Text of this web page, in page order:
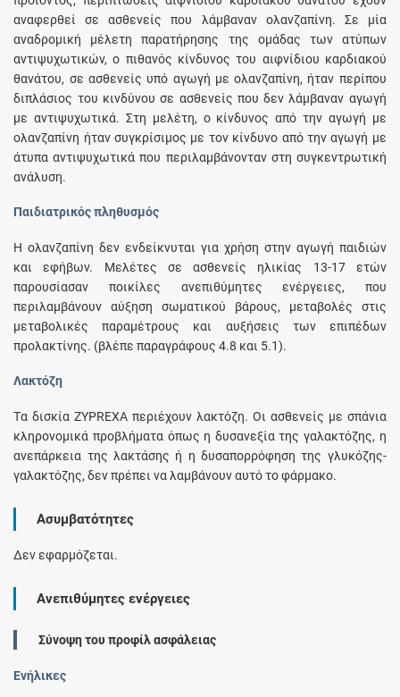
αναφερθεί σε ασθενείς που λάμβαναν ολανζαπίνη. Σε μία
αναδρομική μέλετη παρατήρησης της ομάδας των ατύπων
αντιψυχωτικών, ο πιθανός κίνδυνος του αιφνίδιου καρδιακού
θανάτου, σε ασθενείς υπό αγωγή με ολανζαπίνη, ήταν περίπου
διπλάσιος του κινδύνου σε ασθενείς που δεν λάμβαναν αγωγή
με αντιψυχωτικά. Στη μελέτη, ο κίνδυνος από την αγωγή με
ολανζαπίνη ήταν συγκρίσιμος με τον κίνδυνο από την αγωγή με
άτυπα αντιψυχωτικά που περιλαμβάνονταν στη συγκεντρωτική
ανάλυση.
Παιδιατρικός πληθυσμός
Η ολανζαπίνη δεν ενδείκνυται για χρήση στην αγωγή παιδιών
και εφήβων. Μελέτες σε ασθενείς ηλικίας 13-17 ετών
παρουσίασαν ποικίλες ανεπιθύμητες ενέργειες, που
περιλαμβάνουν αύξηση σωματικού βάρους, μεταβολές στις
μεταβολικές παραμέτρους και αυξήσεις των επιπέδων
προλακτίνης. (βλέπε παραγράφους 4.8 και 5.1).
Λακτόζη
Tα δισκία ZYPREXA περιέχουν λακτόζη. Οι ασθενείς με σπάνια
κληρονομικά προβλήματα όπως η δυσανεξία της γαλακτόζης, η
ανεπάρκεια της λακτάσης ή η δυσαπορρόφηση της γλυκόζης-
γαλακτόζης, δεν πρέπει να λαμβάνουν αυτό το φάρμακο.
Ασυμβατότητες
Δεν εφαρμόζεται.
Ανεπιθύμητες ενέργειες
Σύνοψη του προφίλ ασφάλειας
Ενήλικες